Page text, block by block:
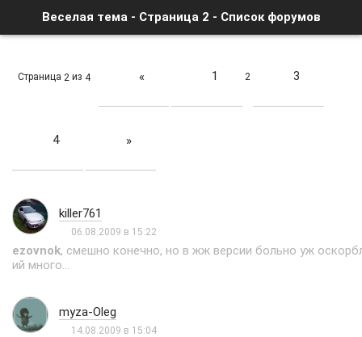
Веселая тема - Страница 2 - Список форумов
Страница 2 из 4 « 1 2 3
4 »
killer761
06.08.2009 в 15:22
ezovnok, смешно конечно, но в жж версии больно уж
ий много...
myza-Oleg
14.08.2009 в 15:04